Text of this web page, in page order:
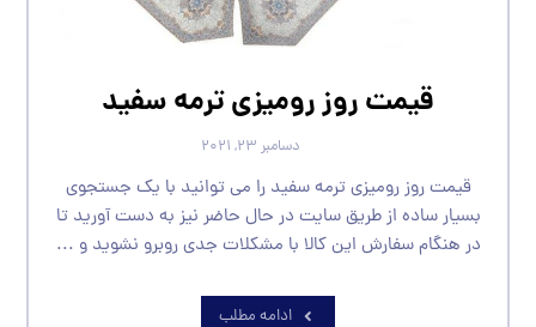
قیمت روز رومیزی ترمه سفید
دسامبر ۲۳, ۲۰۲۱
قیمت روز رومیزی ترمه سفید را می توانید با یک جستجوی
بسیار ساده از طریق سایت در حال حاضر نیز به دست آورید تا
در هنگام سفارش این کالا با مشکلات جدی روبرو نشوید و ...
ادامه مطلب